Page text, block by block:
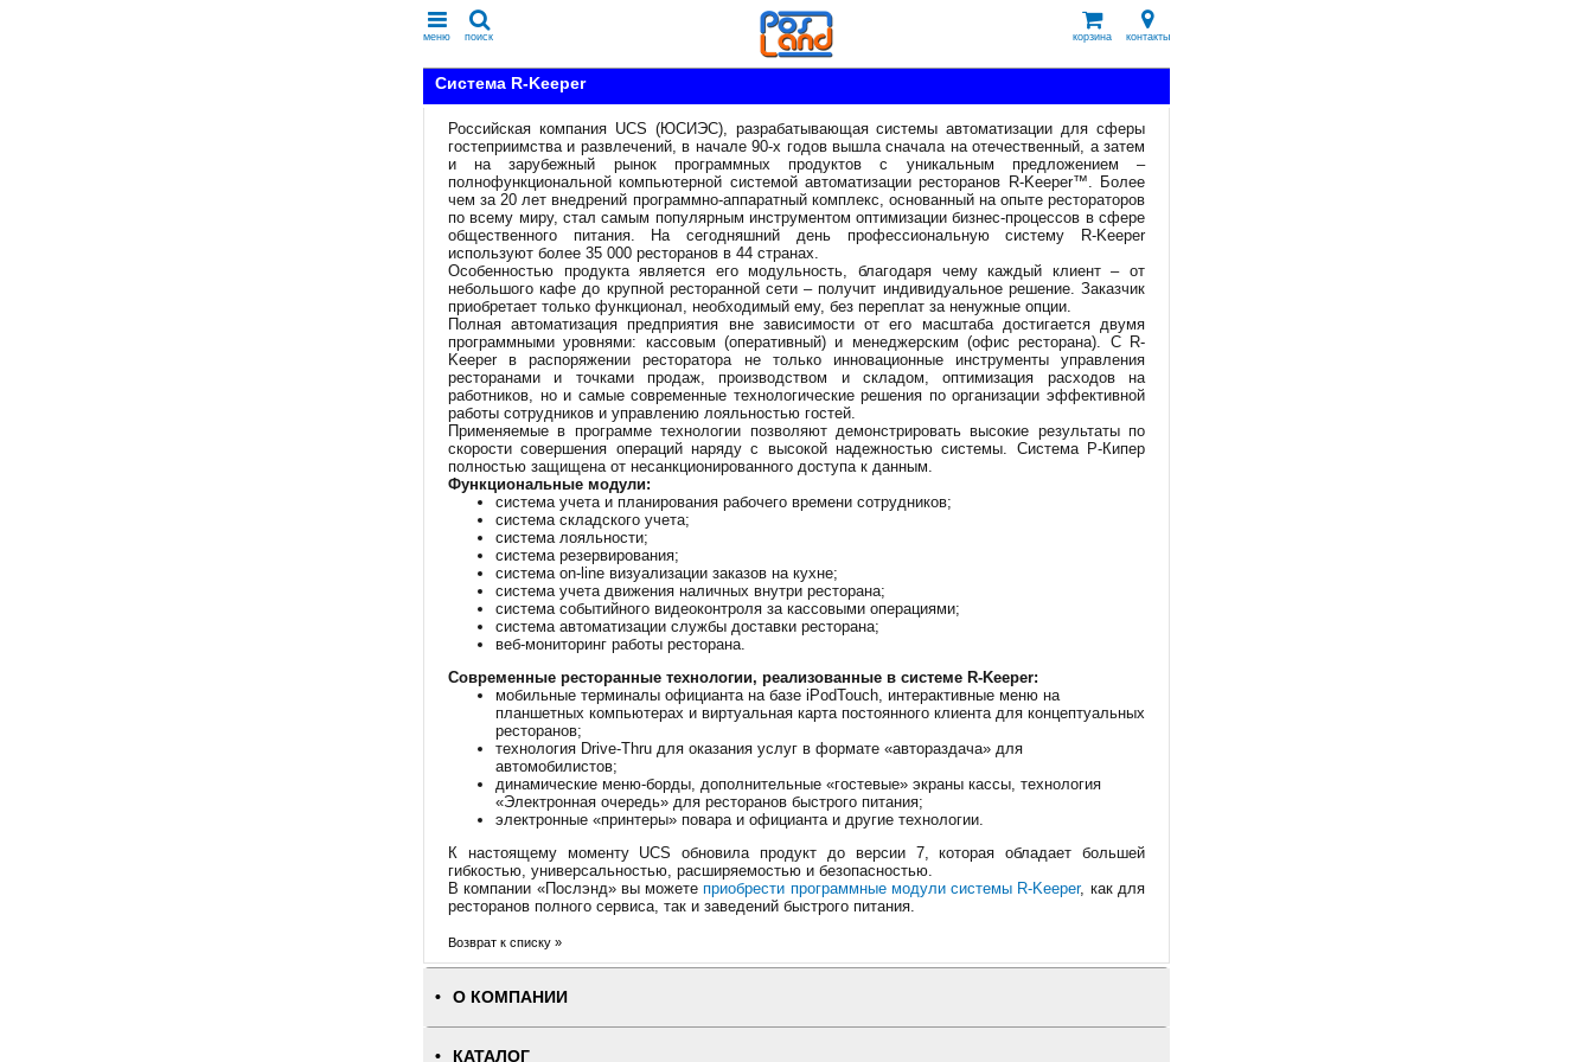
меню поиск корзина контакты
Система R-Keeper
Российская компания UCS (ЮСИЭС), разрабатывающая системы автоматизации для сферы
гостеприимства и развлечений, в начале 90-х годов вышла сначала на отечественный, а затем
и на зарубежный рынок программных продуктов с уникальным предложением –
полнофункциональной компьютерной системой автоматизации ресторанов R-Keeper™. Более
чем за 20 лет внедрений программно-аппаратный комплекс, основанный на опыте рестораторов
по всему миру, стал самым популярным инструментом оптимизации бизнес-процессов в сфере
общественного питания. На сегодняшний день профессиональную систему R-Keeper
используют более 35 000 ресторанов в 44 странах.
Особенностью продукта является его модульность, благодаря чему каждый клиент – от
небольшого кафе до крупной ресторанной сети – получит индивидуальное решение. Заказчик
приобретает только функционал, необходимый ему, без переплат за ненужные опции.
Полная автоматизация предприятия вне зависимости от его масштаба достигается двумя
программными уровнями: кассовым (оперативный) и менеджерским (офис ресторана). С R-
Keeper в распоряжении ресторатора не только инновационные инструменты управления
ресторанами и точками продаж, производством и складом, оптимизация расходов на
работников, но и самые современные технологические решения по организации эффективной
работы сотрудников и управлению лояльностью гостей.
Применяемые в программе технологии позволяют демонстрировать высокие результаты по
скорости совершения операций наряду с высокой надежностью системы. Система Р-Кипер
полностью защищена от несанкционированного доступа к данным.
Функциональные модули:
система учета и планирования рабочего времени сотрудников;
система складского учета;
система лояльности;
система резервирования;
система on-line визуализации заказов на кухне;
система учета движения наличных внутри ресторана;
система событийного видеоконтроля за кассовыми операциями;
система автоматизации службы доставки ресторана;
веб-мониторинг работы ресторана.
Современные ресторанные технологии, реализованные в системе R-Keeper:
мобильные терминалы официанта на базе iPodTouch, интерактивные меню на
планшетных компьютерах и виртуальная карта постоянного клиента для концептуальных
ресторанов;
технология Drive-Thru для оказания услуг в формате «автораздача» для
автомобилистов;
динамические меню-борды, дополнительные «гостевые» экраны кассы, технология
«Электронная очередь» для ресторанов быстрого питания;
электронные «принтеры» повара и официанта и другие технологии.
К настоящему моменту UCS обновила продукт до версии 7, которая обладает большей
гибкостью, универсальностью, расширяемостью и безопасностью.
В компании «Послэнд» вы можетеприобрести программные модули системы R-Keeper, как для
ресторанов полного сервиса, так и заведений быстрого питания.
Возврат к списку »
О КОМПАНИИ
КАТАЛОГ